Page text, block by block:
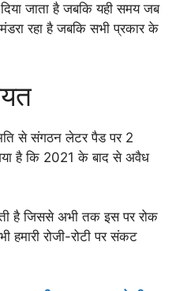
जाता है जबकि यही समय जब
रहा है जबकि सभी प्रकार के
से संगठन लेटर पैड पर 2
है कि 2021 के बाद से अवैध
है जिससे अभी तक इस पर रोक
रोजी-रोटी पर संकट